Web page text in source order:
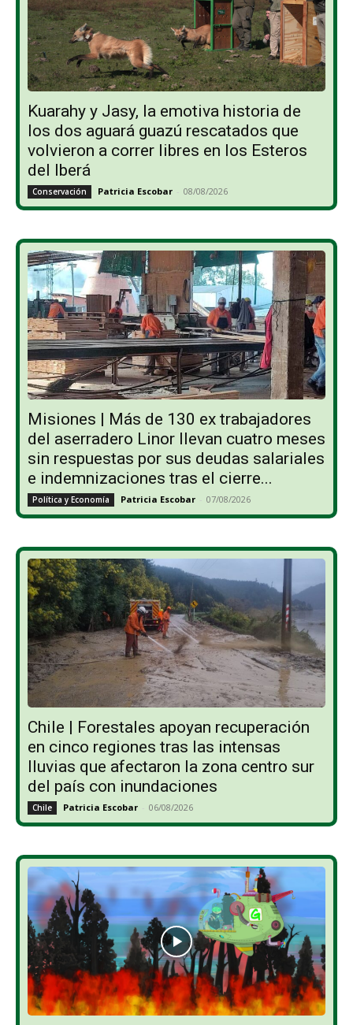
Kuarahy y Jasy, la emotiva historia de
los dos aguará guazú rescatados que
volvieron a correr libres en los Esteros
del Iberá
Conservación Patricia Escobar - 08/08/2026
Misiones | Más de 130 ex trabajadores
del aserradero Linor llevan cuatro meses
sin respuestas por sus deudas salariales
e indemnizaciones tras el cierre...
Política y Economía Patricia Escobar - 07/08/2026
Chile | Forestales apoyan recuperación
en cinco regiones tras las intensas
lluvias que afectaron la zona centro sur
del país con inundaciones
Chile Patricia Escobar - 06/08/2026